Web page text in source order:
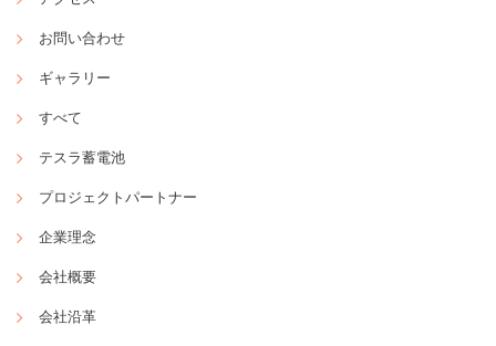
お問い合わせ
ギャラリー
すべて
テスラ蓄電池
プロジェクトパートナー
企業理念
会社概要
会社沿革